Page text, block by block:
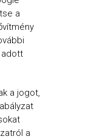
a
a jogot,
a